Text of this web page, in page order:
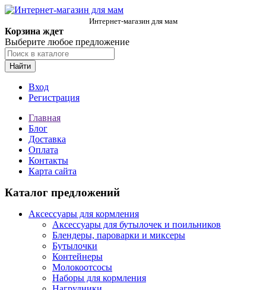
Интернет-магазин для мам
Корзина ждет
Выберите любое предложение
Найти
Вход
Регистрация
Главная
Блог
Доставка
Оплата
Контакты
Карта сайта
Каталог предложений
Аксессуары для кормления
Аксессуары для бутылочек и поильников
Блендеры, пароварки и миксеры
Бутылочки
Контейнеры
Молокоотсосы
Наборы для кормления